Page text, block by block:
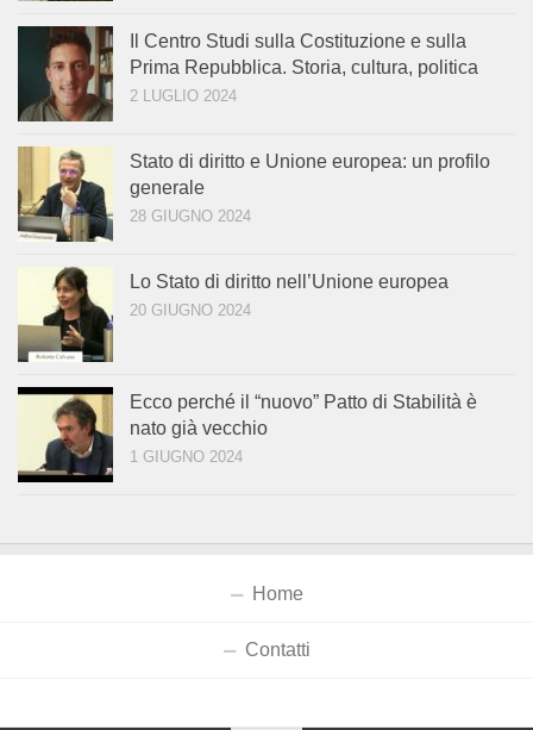
Il Centro Studi sulla Costituzione e sulla
Prima Repubblica. Storia, cultura, politica
2 LUGLIO 2024
Stato di diritto e Unione europea: un profilo
generale
28 GIUGNO 2024
Lo Stato di diritto nell’Unione europea
20 GIUGNO 2024
Ecco perché il “nuovo” Patto di Stabilità è
nato già vecchio
1 GIUGNO 2024
Home
Contatti